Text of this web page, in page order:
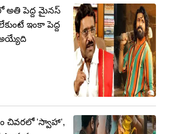
అతి పెద్ద మైనస్
ఇంకా పెద్ద
చివరలో 'స్వాహా',